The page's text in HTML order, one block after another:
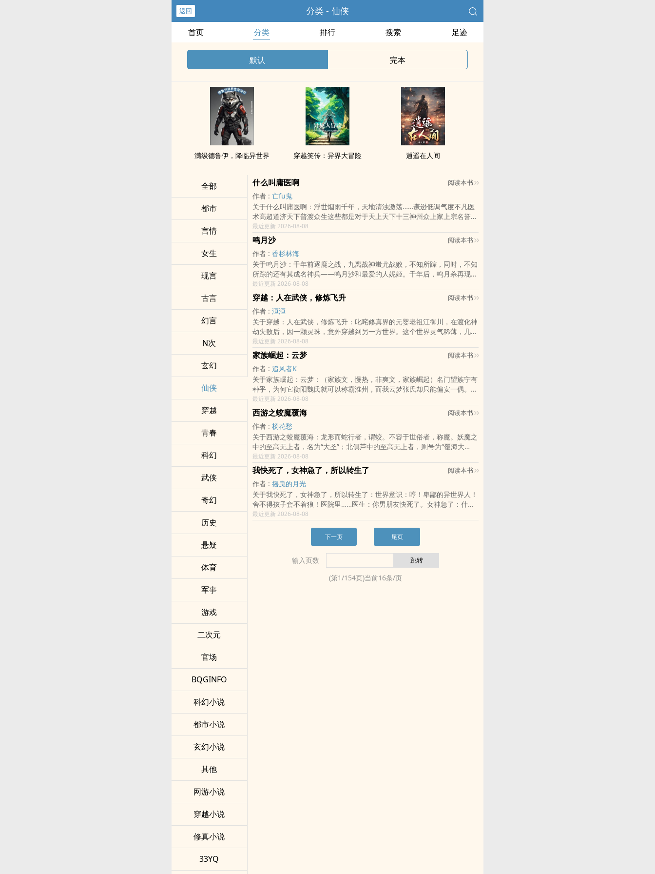
返回 分类 - 仙侠
首页 分类 排行 搜索 足迹
默认 完本
满级德鲁伊，降临异世界 穿越笑传：异界大冒险 逍遥在人间
全部
都市
言情
女生
现言
古言
幻言
N次
玄幻
仙侠
穿越
青春
科幻
武侠
奇幻
历史
悬疑
体育
军事
游戏
二次元
官场
BQGINFO
科幻小说
都市小说
玄幻小说
其他
网游小说
穿越小说
修真小说
33YQ
什么叫庸医啊 阅读本书
作者 : 亡fu鬼
关于什么叫庸医啊：浮世烟雨千年，天地清浊激荡……谦逊低调气度不凡医
术高超道济天下普渡众生这些都是对于天上天下十三神州众上家上宗名誉最
高客卿，济世录首领，太乙门世外医尊，轮回尊者，云家大公子云生的评
价。但谁又能想到，这么一位绝世神医只是个连药材都记不清，把脉都不会
的大庸医……
最近更新 2026-08-08
鸣月沙 阅读本书
作者 : 香杉林海
关于鸣月沙：千年前逐鹿之战，九离战神蚩尤战败，不知所踪，同时，不知
所踪的还有其成名神兵——鸣月沙和最爱的人妮姬。千年后，鸣月杀再现，
蚩尤和妮姬是否重现人界。同时，各族暗潮涌动，人界的宁静是否会打
破.......
最近更新 2026-08-08
穿越：人在武侠，修炼飞升 阅读本书
作者 : 洹洹
关于穿越：人在武侠，修炼飞升：叱咤修真界的元婴老祖江御川，在渡化神
劫失败后，因一颗灵珠，意外穿越到另一方世界。这个世界灵气稀薄，几乎
无法修炼，幸好随他而来的灵珠内自成空间，里面不但有充足的灵气，还自
带肥沃的药田与灵泉。上一世，江御川杀人，夺宝，抢机缘，与人斗，与天
争，最终落得个身死道消的凄惨下场；这一世，他只想顺应本心，随性而
为，一边体验凡人的生活，享受当下，一边种种药材，炼丹画符，潇洒舒适
的修炼。然，命运的轨迹无法琢磨，作为
最近更新 2026-08-08
家族崛起：云梦 阅读本书
作者 : 追风者K
关于家族崛起：云梦：（家族文，慢热，非爽文，家族崛起）名门望族宁有
种乎，为何它衡阳魏氏就可以称霸淮州，而我云梦张氏却只能偏安一偶。一
个寒门小族历经千辛万苦崛起为一方霸主的故事。
最近更新 2026-08-08
西游之蛟魔覆海 阅读本书
作者 : 杨花愁
关于西游之蛟魔覆海：龙形而蛇行者，谓蛟。不容于世俗者，称魔。妖魔之
中的至高无上者，名为“大圣”；北俱芦中的至高无上者，则号为“覆海大
圣”！
最近更新 2026-08-08
我快死了，女神急了，所以转生了 阅读本书
作者 : 摇曳的月光
关于我快死了，女神急了，所以转生了：世界意识：哼！卑鄙的异世界人！
舍不得孩子套不着狼！医院里……医生：你男朋友快死了。女神急了：什
么！老娘好不容易等到他向我求婚！不许死！男主：？。。。。。。。于是
可怜的男主只能被迫转生异世界了……
最近更新 2026-08-08
下一页 尾页
输入页数
(第1/154页)当前16条/页